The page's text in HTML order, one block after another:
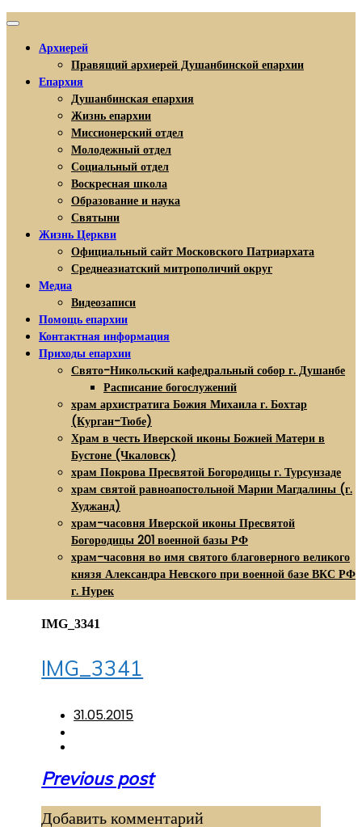
Архиерей
Правящий архиерей Душанбинской епархии
Епархия
Душанбинская епархия
Жизнь епархии
Миссионерский отдел
Молодежный отдел
Социальный отдел
Воскресная школа
Образование и наука
Святыни
Жизнь Церкви
Официальный сайт Московского Патриархата
Среднеазиатский митрополичий округ
Медиа
Видеозаписи
Помощь епархии
Контактная информация
Приходы епархии
Свято-Никольский кафедральный собор г. Душанбе
Расписание богослужений
храм архистратига Божия Михаила г. Бохтар
(Курган-Тюбе)
Храм в честь Иверской иконы Божией Матери в
Бустоне (Чкаловск)
храм Покрова Пресвятой Богородицы г. Турсунзаде
храм святой равноапостольной Марии Магдалины (г.
Худжанд)
храм-часовня Иверской иконы Пресвятой
Богородицы 201 военной базы РФ
храм-часовня во имя святого благоверного великого
князя Александра Невского при военной базе ВКС РФ
г. Нурек
IMG_3341
IMG_3341
31.05.2015
Навигация
записям
Previous post
Добавить комментарий